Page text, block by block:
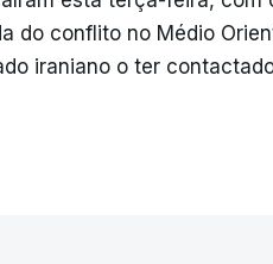
do conflito no Médio
iraniano o ter